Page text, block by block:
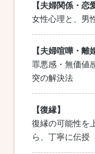
【夫婦関係・恋
女性心理と、男
【夫婦喧嘩・離
罪悪感・無価値
突の解決法
【復縁】
復縁の可能性を
ら、丁寧に伝授